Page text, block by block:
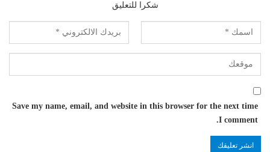
شكرا للتعليق
Save my name, email, and website in this browser for the next time
I comment.